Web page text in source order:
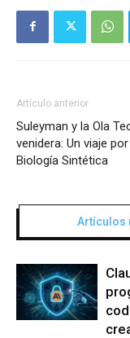
Artículo anterior
Suleyman y la Ola
venidera: Un viaje
Biología Sintética
Artículos